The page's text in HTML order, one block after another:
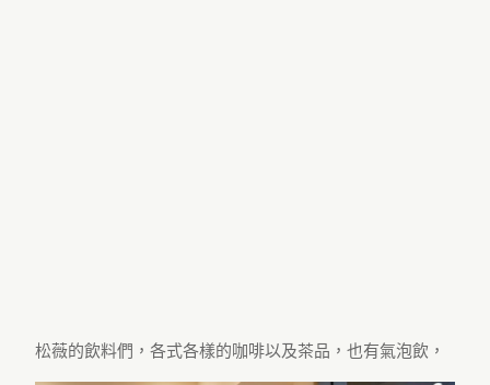
松薇的飲料們，各式各樣的咖啡以及茶品，也有氣泡飲，